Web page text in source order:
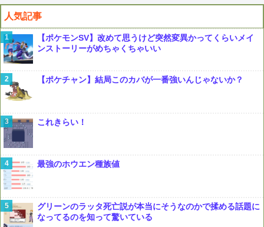
人気記事
【ポケモンSV】改めて思うけど突然変異かってくらいメイ
ンストーリーがめちゃくちゃいい
【ポケチャン】結局このカバが一番強いんじゃないか？
これきらい！
最強のホウエン種族値
グリーンのラッタ死亡説が本当にそうなのかで揉める話題に
なってるのを知って驚いている